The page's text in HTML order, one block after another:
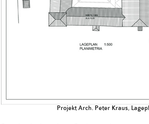
Projekt Arch. Peter Kraus,